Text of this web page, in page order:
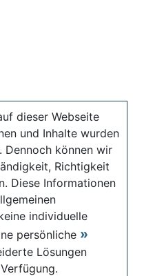
dieser Webseite
und Inhalte wurden
können wir
Richtigkeit
Diese Informationen
individuelle
persönliche
Lösungen